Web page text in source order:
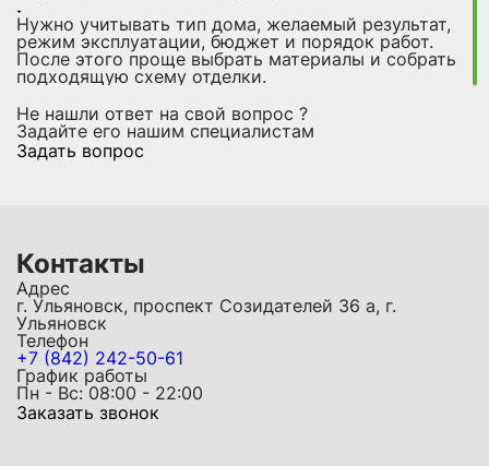
Нужно учитывать тип дома, желаемый результат,
режим эксплуатации, бюджет и порядок работ.
После этого проще выбрать материалы и собрать
подходящую схему отделки.
Не нашли ответ на свой вопрос ?
Задайте его нашим специалистам
Задать вопрос
Контакты
Адрес
г. Ульяновск, проспект Созидателей 36 а, г.
Ульяновск
Телефон
+7 (842) 242-50-61
График работы
Пн - Вс: 08:00 - 22:00
Заказать звонок